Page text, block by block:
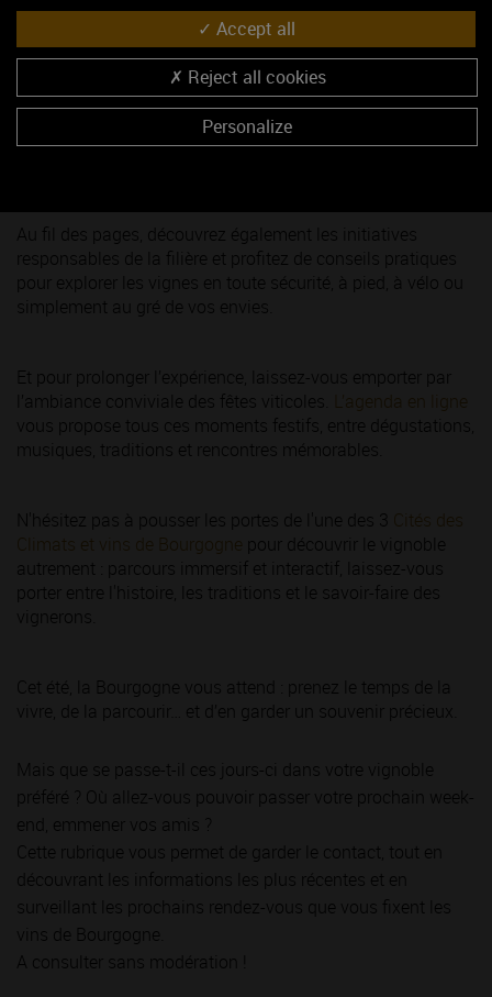
Mais que se passe-t-il ces jours-ci dans votre vignoble
préféré ? Où allez-vous pouvoir passer votre prochain week-
end, emmener vos amis ?
Cette rubrique vous permet de garder le contact, tout en
découvrant les informations les plus récentes et en
surveillant les prochains rendez-vous que vous fixent les
vins de Bourgogne.
A consulter sans modération !
Accessible en ligne, ceguidevous aide à construire un
itinéraire sur mesure : caves classées par régions, langues
parlées, hébergements et restaurants, engagements
environnementaux… tout est pensé pour préparer votre
Au fil des pages, découvrez également les initiatives
responsables de la filière et profitez de conseils pratiques
pour explorer les vignes en toute sécurité, à pied, à vélo ou
simplement au gré de vos envies.
Et pour prolonger l’expérience, laissez-vous emporter par
l’ambiance conviviale des fêtes viticoles. L’agenda en ligne
vous propose tous ces moments festifs, entre dégustations,
musiques, traditions et rencontres mémorables.
N'hésitez pas à pousser les portes de l'une des 3 Cités des
Climats et vins de Bourgogne pour découvrir le vignoble
autrement : parcours immersif et interactif, laissez-vous
porter entre l'histoire, les traditions et le savoir-faire des
vignerons.
Cet été, la Bourgogne vous attend : prenez le temps de la
vivre, de la parcourir… et d’en garder un souvenir précieux.
Accept all
Reject all cookies
Personalize